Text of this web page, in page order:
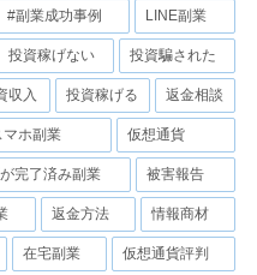
#副業成功事例 LINE副業
投資稼げない 投資騙された
収入 投資稼げる 返金相談
マホ副業 仮想通貨
完了済み副業 被害報告
返金方法 情報商材
在宅副業 仮想通貨評判